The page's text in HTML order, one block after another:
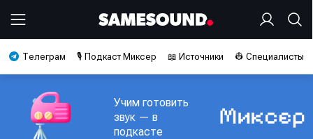
Телеграм 🎙️ Подкаст Миксер 📖 Источники 👷 Специалисты
Учим готовить
звук — в
подкасте